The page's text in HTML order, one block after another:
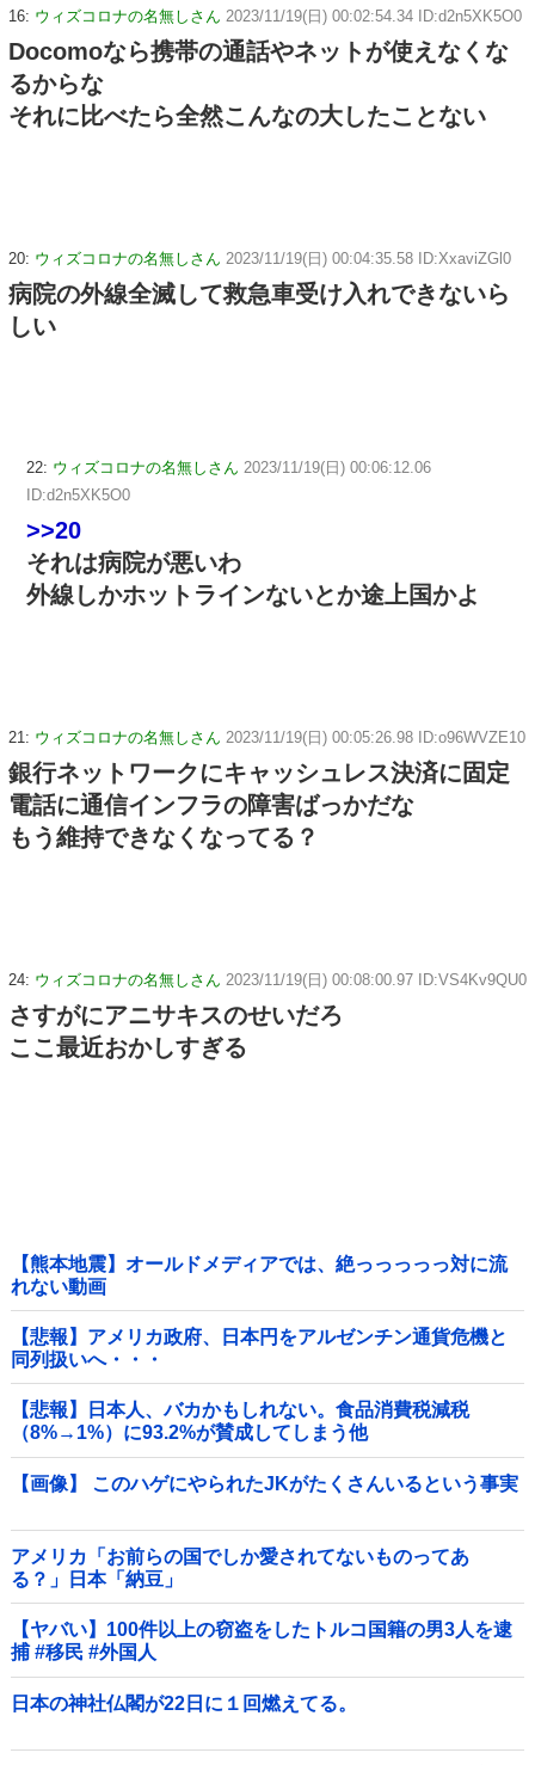
16: ウィズコロナの名無しさん 2023/11/19(日) 00:02:54.34 ID:d2n5XK5O0
Docomoなら携帯の通話やネットが使えなくな
るからな
それに比べたら全然こんなの大したことない
20: ウィズコロナの名無しさん 2023/11/19(日) 00:04:35.58 ID:XxaviZGl0
病院の外線全滅して救急車受け入れできないら
しい
22: ウィズコロナの名無しさん 2023/11/19(日) 00:06:12.06
ID:d2n5XK5O0
>>20
それは病院が悪いわ
外線しかホットラインないとか途上国かよ
21: ウィズコロナの名無しさん 2023/11/19(日) 00:05:26.98 ID:o96WVZE10
銀行ネットワークにキャッシュレス決済に固定
電話に通信インフラの障害ばっかだな
もう維持できなくなってる？
24: ウィズコロナの名無しさん 2023/11/19(日) 00:08:00.97 ID:VS4Kv9QU0
さすがにアニサキスのせいだろ
ここ最近おかしすぎる
【熊本地震】オールドメディアでは、絶っっっっっ対に流
れない動画
【悲報】アメリカ政府、日本円をアルゼンチン通貨危機と
同列扱いへ・・・
【悲報】日本人、バカかもしれない。食品消費税減税
（8%→1%）に93.2%が賛成してしまう他
【画像】 このハゲにやられたJKがたくさんいるという事実
アメリカ「お前らの国でしか愛されてないものってあ
る？」日本「納豆」
【ヤバい】100件以上の窃盗をしたトルコ国籍の男3人を逮
捕 #移民 #外国人
日本の神社仏閣が22日に１回燃えてる。